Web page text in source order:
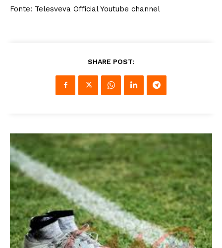
Fonte: Telesveva Official Youtube channel
SHARE POST: